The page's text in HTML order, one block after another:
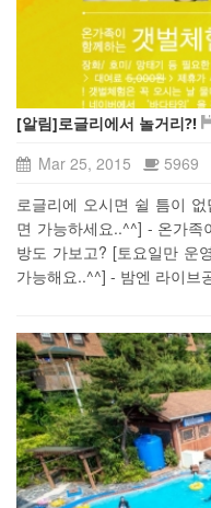
[알림]로글리에서 놀거리?!
Mar 25, 2015
5969
로글리에 오시면 쉴 틈이
면 가능하세요..^^] - 온가족
방도 가보고? [토요일만 운
가능해요..^^] - 밤엔 라이브